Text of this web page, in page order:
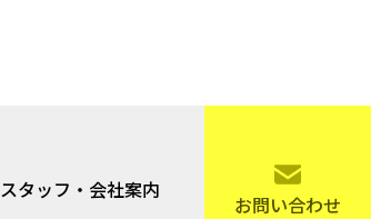
スタッフ・会社案内
お問い合わせ